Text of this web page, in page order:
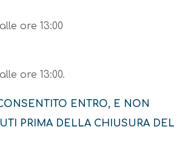
ore 13:00
ore 13:00.
ENTRO, E NON
PRIMA DELLA CHIUSURA DEL